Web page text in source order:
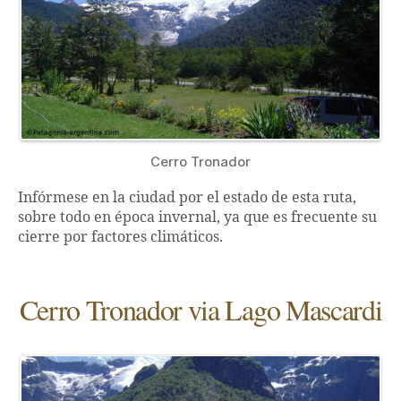
Cerro Tronador
Infórmese en la ciudad por el estado de esta ruta,
sobre todo en época invernal, ya que es frecuente su
cierre por factores climáticos.
Cerro Tronador via Lago Mascardi